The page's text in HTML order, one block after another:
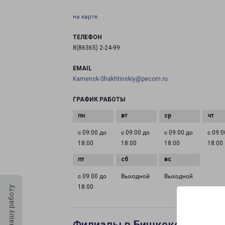
на карте
ТЕЛЕФОН
8(86365) 2-24-99
EMAIL
Kamensk-Shakhtinskiy@pecom.ru
ГРАФИК РАБОТЫ
с 09:00 до
18:00
с 09:00 до
18:00
с 09:00 до
18:00
с
18:00
с 09:00 до
18:00
Выходной Выходной